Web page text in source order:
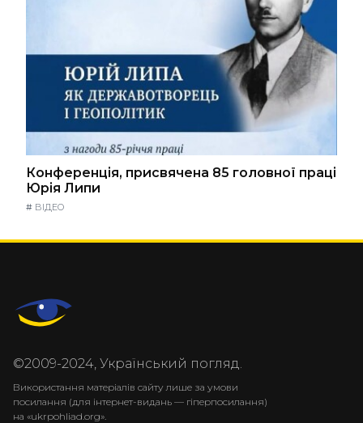
Конференція, присвячена 85 головної праці
Юрія Липи
# ВІДЕО
©2009-2024, Український погляд.
Використання матеріалів сайту лише за умови
посилання (для інтернет-видань — гіперпосилання)
на «ukrpohliad.org».